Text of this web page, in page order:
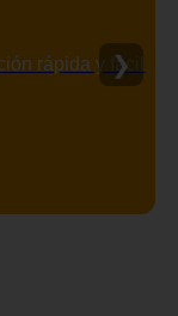
rápida y fácil
❯